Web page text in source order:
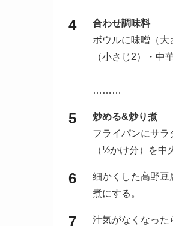
合わせ調味料
ボウルに味噌（
（小さじ2）・中
………
炒める&炒り煮
フライパンにサ
（½かけ分）を中
細かくした高野豆
煮にする。
汁気がなくなった